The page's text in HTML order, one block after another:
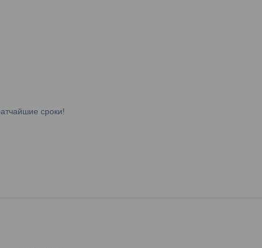
сроки!